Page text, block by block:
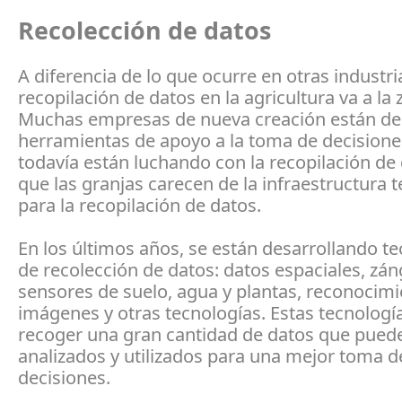
Recolección de datos
A diferencia de lo que ocurre en otras
recopilación de datos en la agricultura va a la
Muchas empresas de nueva creación están
herramientas de apoyo a la toma de
todavía están luchando con la recopilación de
que las granjas carecen de la infraestructura
para la recopilación de datos.
En los últimos años, se están desarrollando
de recolección de datos: datos espaciales,
sensores de suelo, agua y plantas,
imágenes y otras tecnologías. Estas
recoger una gran cantidad de datos que
analizados y utilizados para una mejor toma
decisiones.